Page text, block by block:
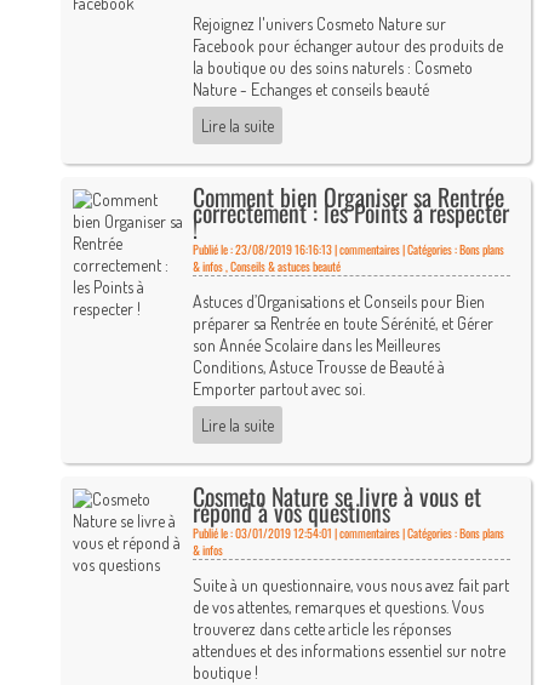
Rejoignez l'univers Cosmeto Nature sur
Facebook pour échanger autour des produits de
la boutique ou des soins naturels : Cosmeto
Nature - Echanges et conseils beauté
Lire la suite
Comment bien Organiser sa Rentrée
correctement : les Points à respecter
!
Publié le : 23/08/2019 16:16:13 |commentaires | Catégories :Bons plans
& infos,Conseils & astuces beauté
Astuces d’Organisations et Conseils pour Bien
préparer sa Rentrée en toute Sérénité, et Gérer
son Année Scolaire dans les Meilleures
Conditions, Astuce Trousse de Beauté à
Emporter partout avec soi.
Lire la suite
Cosmeto Nature se livre à vous et
répond à vos questions
Publié le : 03/01/2019 12:54:01 |commentaires | Catégories :Bons plans
& infos
Suite à un questionnaire, vous nous avez fait part
de vos attentes, remarques et questions. Vous
trouverez dans cette article les réponses
attendues et des informations essentiel sur notre
boutique !